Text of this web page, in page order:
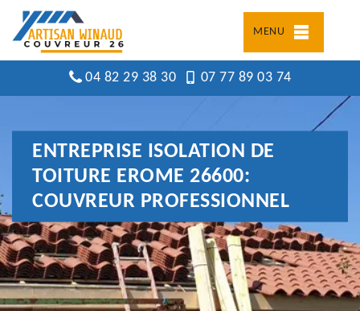
MENU
04 82 29 38 30 07 77 89 03 74
ENTREPRISE ISOLATION DE
TOITURE EROME 26600:
COUVREUR PROFESSIONNEL